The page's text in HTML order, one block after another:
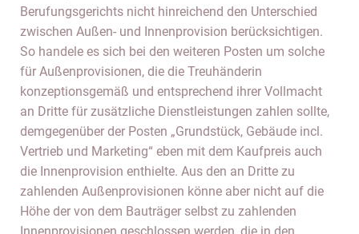
Berufungsgerichts nicht hinreichend den Unterschied
zwischen Außen- und Innenprovision berücksichtigen.
So handele es sich bei den weiteren Posten um solche
für Außenprovisionen, die die Treuhänderin
konzeptionsgemäß und entsprechend ihrer Vollmacht
an Dritte für zusätzliche Dienstleistungen zahlen sollte,
demgegenüber der Posten „Grundstück, Gebäude incl.
Vertrieb und Marketing“ eben mit dem Kaufpreis auch
die Innenprovision enthielte. Aus den an Dritte zu
zahlenden Außenprovisionen könne aber nicht auf die
Höhe der von dem Bauträger selbst zu zahlenden